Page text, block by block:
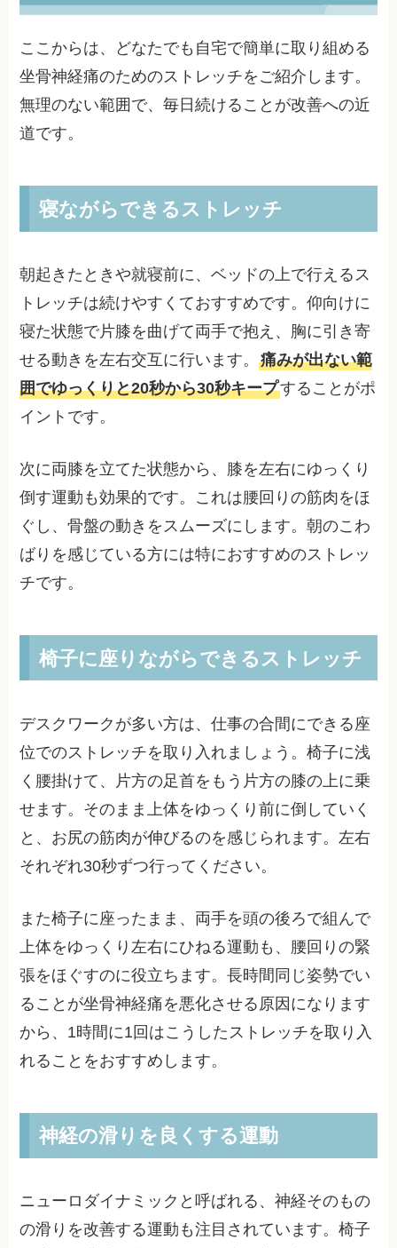
ここからは、どなたでも自宅で簡単に取り組める
坐骨神経痛のためのストレッチをご紹介します。
無理のない範囲で、毎日続けることが改善への近
道です。
寝ながらできるストレッチ
朝起きたときや就寝前に、ベッドの上で行えるス
トレッチは続けやすくておすすめです。仰向けに
寝た状態で片膝を曲げて両手で抱え、胸に引き寄
せる動きを左右交互に行います。痛みが出ない範
囲でゆっくりと20秒から30秒キープすることがポ
イントです。
次に両膝を立てた状態から、膝を左右にゆっくり
倒す運動も効果的です。これは腰回りの筋肉をほ
ぐし、骨盤の動きをスムーズにします。朝のこわ
ばりを感じている方には特におすすめのストレッ
チです。
椅子に座りながらできるストレッチ
デスクワークが多い方は、仕事の合間にできる座
位でのストレッチを取り入れましょう。椅子に浅
く腰掛けて、片方の足首をもう片方の膝の上に乗
せます。そのまま上体をゆっくり前に倒していく
と、お尻の筋肉が伸びるのを感じられます。左右
それぞれ30秒ずつ行ってください。
また椅子に座ったまま、両手を頭の後ろで組んで
上体をゆっくり左右にひねる運動も、腰回りの緊
張をほぐすのに役立ちます。長時間同じ姿勢でい
ることが坐骨神経痛を悪化させる原因になります
から、1時間に1回はこうしたストレッチを取り入
れることをおすすめします。
神経の滑りを良くする運動
ニューロダイナミックと呼ばれる、神経そのもの
の滑りを改善する運動も注目されています。椅子